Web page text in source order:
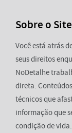
Sobre o Site
Você está atrás
seus direitos
NoDetalhe
direta.
técnicos que
informação que
condição de